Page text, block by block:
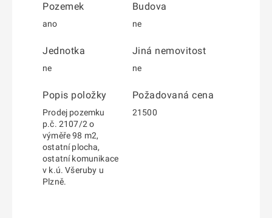
Pozemek
ano
Budova
ne
Jednotka
ne
Jiná nemovitost
ne
Popis položky
Prodej pozemku
p.č. 2107/2 o
výměře 98 m2,
ostatní plocha,
ostatní komunikace
v k.ú. Všeruby u
Plzně.
Požadovaná cena
21500